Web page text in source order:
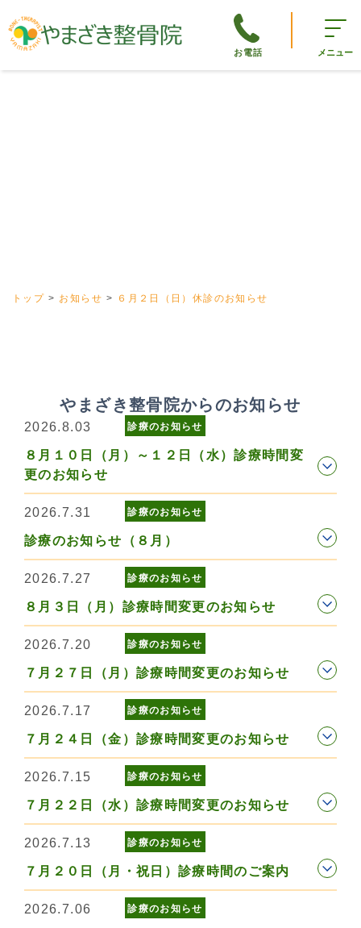
お電話 メニュー
トップ お知らせ ６月２日（日）休診のお知らせ
やまざき整骨院からのお知らせ
2026.8.03 診療のお知らせ
８月１０日（月）～１２日（水）診療時間変
更のお知らせ
2026.7.31 診療のお知らせ
診療のお知らせ（８月）
2026.7.27 診療のお知らせ
８月３日（月）診療時間変更のお知らせ
2026.7.20 診療のお知らせ
７月２７日（月）診療時間変更のお知らせ
2026.7.17 診療のお知らせ
７月２４日（金）診療時間変更のお知らせ
2026.7.15 診療のお知らせ
７月２２日（水）診療時間変更のお知らせ
2026.7.13 診療のお知らせ
７月２０日（月・祝日）診療時間のご案内
2026.7.06 診療のお知らせ